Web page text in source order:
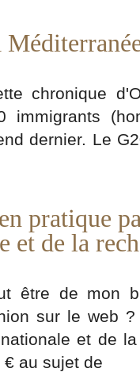
chronique
dernier. Le
pratique
et de la
être de mon
sur le web
et de
au sujet de